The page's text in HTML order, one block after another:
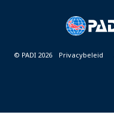
© PADI 2026 Privacybeleid